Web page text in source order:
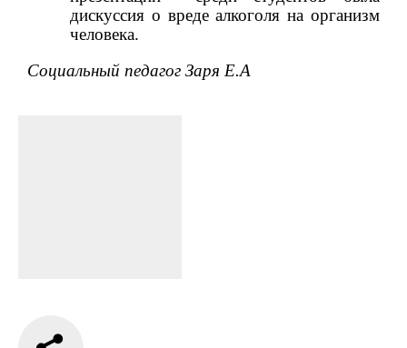
дискуссия о вреде алкоголя на организм
человека.
Социальный педагог Заря Е.А